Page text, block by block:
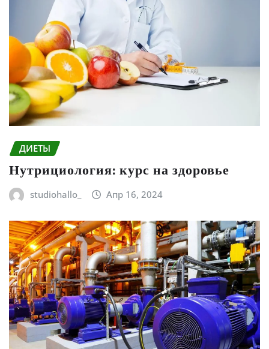
ДИЕТЫ
Нутрициология: курс на здоровье
studiohallo_ Апр 16, 2024